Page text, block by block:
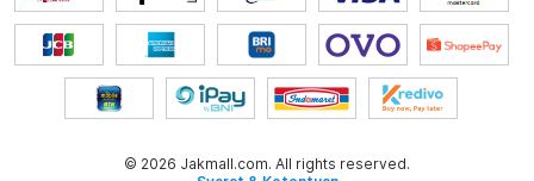
© 2026 Jakmall.com. All rights reserved.